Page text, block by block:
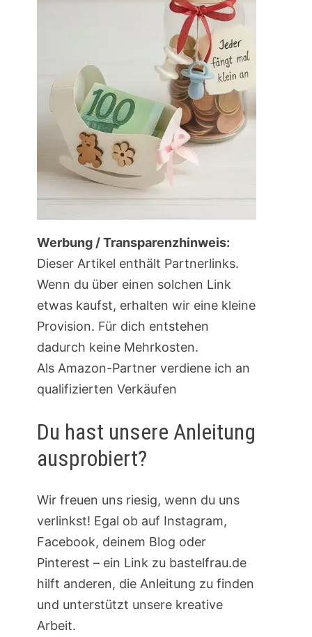
Werbung / Transparenzhinweis:
Dieser Artikel enthält Partnerlinks.
Wenn du über einen solchen Link
etwas kaufst, erhalten wir eine kleine
Provision. Für dich entstehen
dadurch keine Mehrkosten.
Als Amazon-Partner verdiene ich an
qualifizierten Verkäufen
Du hast unsere Anleitung
ausprobiert?
Wir freuen uns riesig, wenn du uns
verlinkst! Egal ob auf Instagram,
Facebook, deinem Blog oder
Pinterest – ein Link zu bastelfrau.de
hilft anderen, die Anleitung zu finden
und unterstützt unsere kreative
Arbeit.